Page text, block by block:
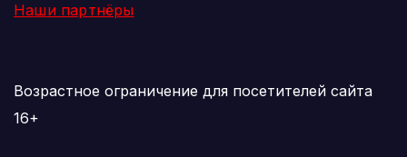
Наши партнёры
Возрастное ограничение для посетителей сайта
16+